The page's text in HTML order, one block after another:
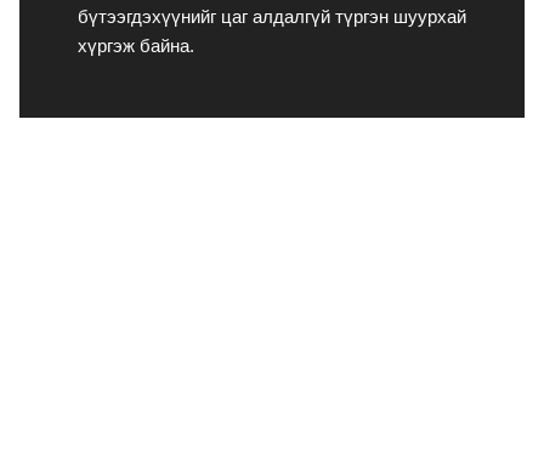
бүтээгдэхүүнийг цаг алдалгүй түргэн шуурхай
хүргэж байна.